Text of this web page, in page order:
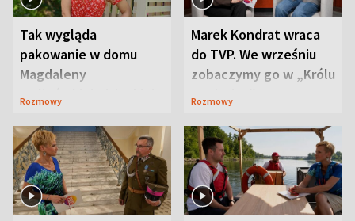
Tak wygląda
pakowanie w domu
Magdaleny
Waligórskiej-Lisieckiej.
Rozmowy
Marek Kondrat wraca
do TVP. We wrześniu
zobaczymy go w „Królu
Maciusiu I”
Rozmowy